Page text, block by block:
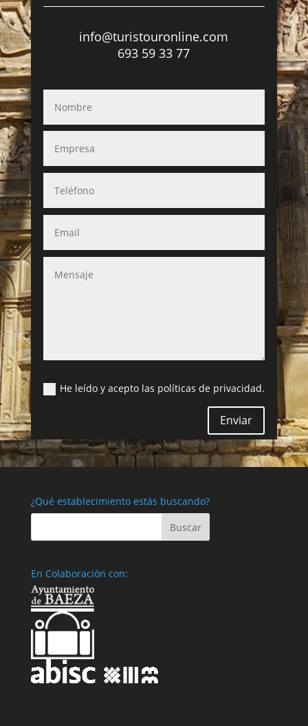
info@turistouronline.com
693 59 33 77
He leído y acepto las políticas de privacidad.
Enviar
¿Qué establecimiento estás buscando?
En Colaboración con: